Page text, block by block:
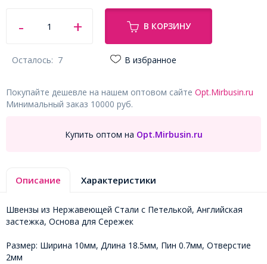
В КОРЗИНУ
Осталось: 7 В избранное
Покупайте дешевле на нашем оптовом сайте Opt.Mirbusin.ru
Минимальный заказ 10000 руб.
Купить оптом на Opt.Mirbusin.ru
Описание Характеристики
Швензы из Нержавеющей Стали c Петелькой, Английская
застежка, Основа для Сережек
Размер: Ширина 10мм, Длина 18.5мм, Пин 0.7мм, Отверстие
2мм